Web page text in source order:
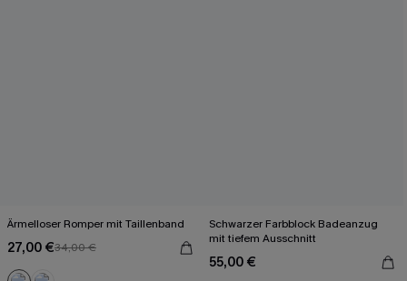
Ärmelloser Romper mit Taillenband
27,00 €34,00 €
Schwarzer Farbblock Badeanzug
mit tiefem Ausschnitt
55,00 €